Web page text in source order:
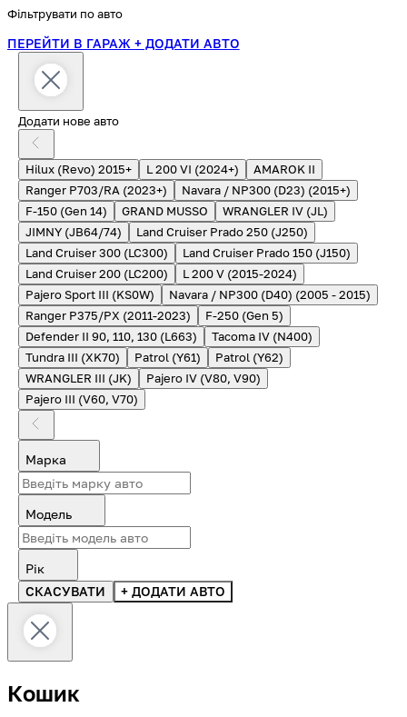
Фільтрувати по авто
ПЕРЕЙТИ В ГАРАЖ + ДОДАТИ АВТО
Додати нове авто
Hilux (Revo) 2015+ L 200 VI (2024+)
AMAROK II
Ranger P703/RA (2023+)
Navara / NP300 (D23) (2015+)
F-150 (Gen 14)
GRAND MUSSO
WRANGLER IV (JL)
JIMNY (JB64/74)
Land Cruiser Prado 250 (J250)
Land Cruiser 300 (LC300)
Land Cruiser Prado 150 (J150)
Land Cruiser 200 (LC200)
L 200 V (2015-2024)
Pajero Sport III (KS0W)
Navara / NP300 (D40) (2005 - 2015)
Ranger P375/PX (2011-2023)
F-250 (Gen 5)
Defender II 90, 110, 130 (L663)
Tacoma IV (N400)
Tundra III (XK70)
Patrol (Y61)
Patrol (Y62)
WRANGLER III (JK)
Pajero IV (V80, V90)
Pajero III (V60, V70)
Марка
Модель
Рік
СКАСУВАТИ
+ ДОДАТИ АВТО
Кошик